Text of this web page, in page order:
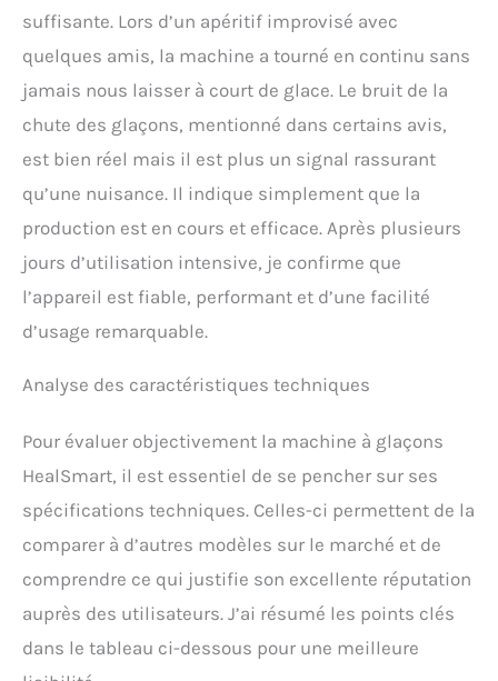
suffisante. Lors d’un apéritif improvisé avec
quelques amis, la machine a tourné en continu sans
jamais nous laisser à court de glace. Le bruit de la
chute des glaçons, mentionné dans certains avis,
est bien réel mais il est plus un signal rassurant
qu’une nuisance. Il indique simplement que la
production est en cours et efficace. Après plusieurs
jours d’utilisation intensive, je confirme que
l’appareil est fiable, performant et d’une facilité
d’usage remarquable.
Analyse des caractéristiques techniques
Pour évaluer objectivement la machine à glaçons
HealSmart, il est essentiel de se pencher sur ses
spécifications techniques. Celles-ci permettent de la
comparer à d’autres modèles sur le marché et de
comprendre ce qui justifie son excellente réputation
auprès des utilisateurs. J’ai résumé les points clés
dans le tableau ci-dessous pour une meilleure